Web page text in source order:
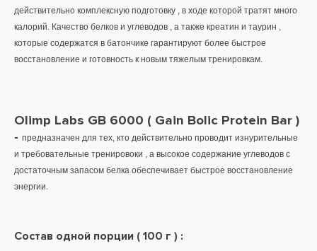
действительно комплексную подготовку , в ходе которой тратят много
калорий. Качество белков и углеводов , а также креатин и таурин ,
которые содержатся в батончике гарантируют более быстрое
восстановление и готовность к новым тяжелым тренировкам.
Olimp Labs GB 6000 ( Gain Bolic Protein Bar )
- предназначен для тех, кто действительно проводит изнурительные
и требовательные тренировоки , а высокое содержание углеводов с
достаточным запасом белка обеспечивает быстрое восстановление
энергии.
Состав одной порции ( 100 г ) :